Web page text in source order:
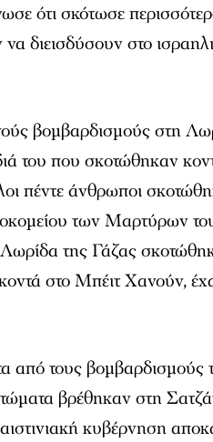
ότι σκότωσε
να διεισδύσουν στο
βομβαρδισμούς στη
του που σκοτώθηκαν
πέντε άνθρωποι
των Μαρτύρων
της Γάζας
στο Μπέιτ Χανούν,
από τους βομβαρδισμούς
βρέθηκαν στη
κυβέρνηση